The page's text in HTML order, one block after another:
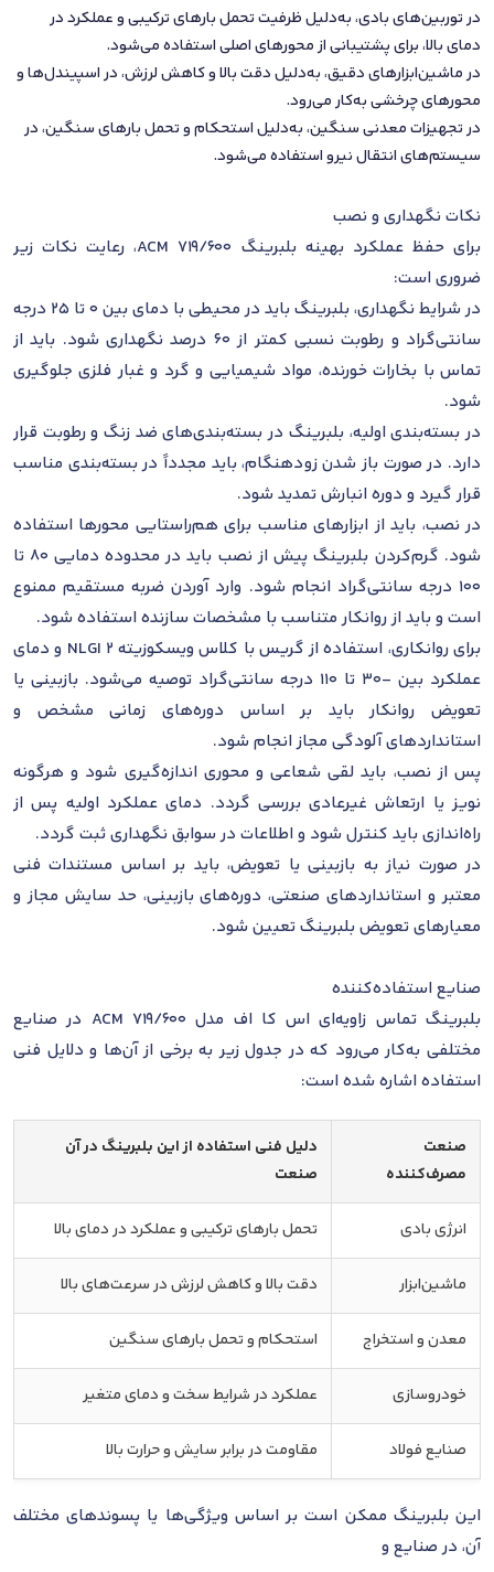
در توربین‌های بادی، به‌دلیل ظرفیت تحمل بارهای ترکیبی و عملکرد در
دمای بالا، برای پشتیبانی از محورهای اصلی استفاده می‌شود.
در ماشین‌ابزارهای دقیق، به‌دلیل دقت بالا و کاهش لرزش، در اسپیندل‌ها و
محورهای چرخشی به‌کار می‌رود.
در تجهیزات معدنی سنگین، به‌دلیل استحکام و تحمل بارهای سنگین، در
سیستم‌های انتقال نیرو استفاده می‌شود.
نکات نگهداری و نصب
برای حفظ عملکرد بهینه بلبرینگ 719/600 ACM، رعایت نکات زیر
ضروری است:
در شرایط نگهداری، بلبرینگ باید در محیطی با دمای بین 0 تا 25 درجه
سانتی‌گراد و رطوبت نسبی کمتر از 60 درصد نگهداری شود. باید از
تماس با بخارات خورنده، مواد شیمیایی و گرد و غبار فلزی جلوگیری
شود.
در بسته‌بندی اولیه، بلبرینگ در بسته‌بندی‌های ضد زنگ و رطوبت قرار
دارد. در صورت باز شدن زودهنگام، باید مجدداً در بسته‌بندی مناسب
قرار گیرد و دوره انبارش تمدید شود.
در نصب، باید از ابزارهای مناسب برای هم‌راستایی محورها استفاده
شود. گرم‌کردن بلبرینگ پیش از نصب باید در محدوده دمایی 80 تا
100 درجه سانتی‌گراد انجام شود. وارد آوردن ضربه مستقیم ممنوع
است و باید از روانکار متناسب با مشخصات سازنده استفاده شود.
برای روانکاری، استفاده از گریس با کلاس ویسکوزیته NLGI 2 و دمای
عملکرد بین -30 تا 110 درجه سانتی‌گراد توصیه می‌شود. بازبینی یا
تعویض روانکار باید بر اساس دوره‌های زمانی مشخص و
استانداردهای آلودگی مجاز انجام شود.
پس از نصب، باید لقی شعاعی و محوری اندازه‌گیری شود و هرگونه
نویز یا ارتعاش غیرعادی بررسی گردد. دمای عملکرد اولیه پس از
راه‌اندازی باید کنترل شود و اطلاعات در سوابق نگهداری ثبت گردد.
در صورت نیاز به بازبینی یا تعویض، باید بر اساس مستندات فنی
معتبر و استانداردهای صنعتی، دوره‌های بازبینی، حد سایش مجاز و
معیارهای تعویض بلبرینگ تعیین شود.
صنایع استفاده‌کننده
بلبرینگ تماس زاویه‌ای اس کا اف مدل 719/600 ACM در صنایع
مختلفی به‌کار می‌رود که در جدول زیر به برخی از آن‌ها و دلایل فنی
استفاده اشاره شده است:
صنعت
مصرف‌کننده
دلیل فنی استفاده از این بلبرینگ در آن
صنعت
انرژی بادی تحمل بارهای ترکیبی و عملکرد در دمای بالا
ماشین‌ابزار دقت بالا و کاهش لرزش در سرعت‌های بالا
معدن و استخراج استحکام و تحمل بارهای سنگین
خودروسازی عملکرد در شرایط سخت و دمای متغیر
صنایع فولاد مقاومت در برابر سایش و حرارت بالا
این بلبرینگ ممکن است بر اساس ویژگی‌ها یا پسوندهای مختلف
آن، در صنایع و